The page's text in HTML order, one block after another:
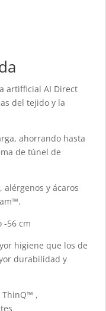
artifficial AI Direct
del tejido y la
ahorrando hasta
de túnel de
alérgenos y ácaros
-56 cm
higiene que los de
durabilidad y
ThinQ™ ,